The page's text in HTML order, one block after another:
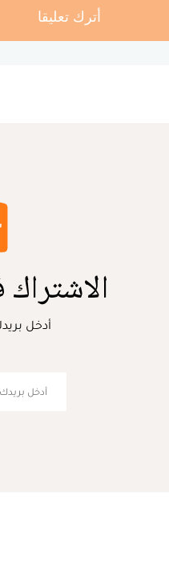
أترك تعليقا
أدخل